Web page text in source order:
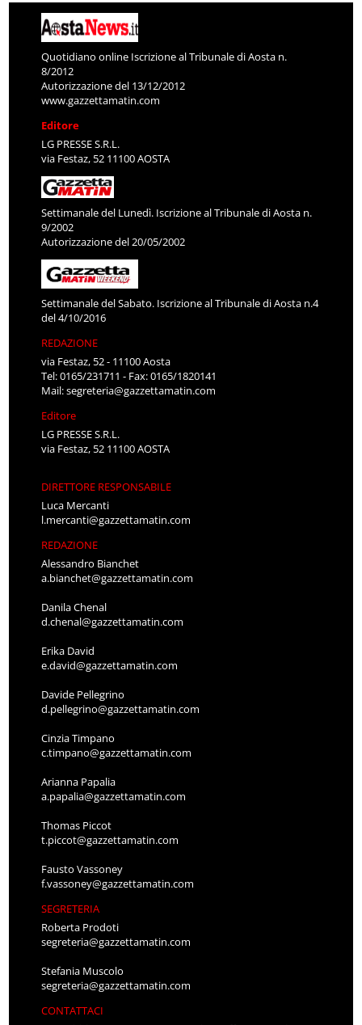
Quotidiano online Iscrizione al Tribunale di Aosta n.
8/2012
Autorizzazione del 13/12/2012
www.gazzettamatin.com
Editore
LG PRESSE S.R.L.
via Festaz, 52 11100 AOSTA
Settimanale del Lunedì. Iscrizione al Tribunale di Aosta n.
9/2002
Autorizzazione del 20/05/2002
Settimanale del Sabato. Iscrizione al Tribunale di Aosta n.4
del 4/10/2016
REDAZIONE
via Festaz, 52 - 11100 Aosta
Tel: 0165/231711 - Fax: 0165/1820141
Mail:segreteria@gazzettamatin.com
Editore
LG PRESSE S.R.L.
via Festaz, 52 11100 AOSTA
DIRETTORE RESPONSABILE
Luca Mercanti
l.mercanti@gazzettamatin.com
REDAZIONE
Alessandro Bianchet
a.bianchet@gazzettamatin.com
Danila Chenal
d.chenal@gazzettamatin.com
Erika David
e.david@gazzettamatin.com
Davide Pellegrino
d.pellegrino@gazzettamatin.com
Cinzia Timpano
c.timpano@gazzettamatin.com
Arianna Papalia
a.papalia@gazzettamatin.com
Thomas Piccot
t.piccot@gazzettamatin.com
Fausto Vassoney
f.vassoney@gazzettamatin.com
SEGRETERIA
Roberta Prodoti
segreteria@gazzettamatin.com
Stefania Muscolo
segreteria@gazzettamatin.com
CONTATTACI